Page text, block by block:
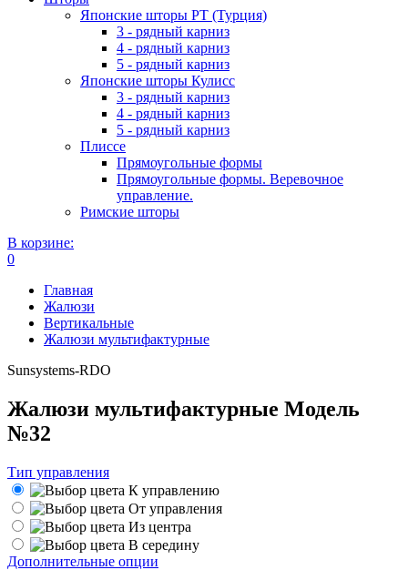
Японские шторы РТ (Турция)
3 - рядный карниз
4 - рядный карниз
5 - рядный карниз
Японские шторы Кулисс
3 - рядный карниз
4 - рядный карниз
5 - рядный карниз
Плиссе
Прямоугольные формы
Прямоугольные формы. Веревочное
управление.
Римские шторы
В корзине:
0
Главная
Жалюзи
Вертикальные
Жалюзи мультифактурные
Sunsystems-RDO
Жалюзи мультифактурные Модель
№32
Тип управления
К управлению
От управления
Из центра
В середину
Дополнительные опции